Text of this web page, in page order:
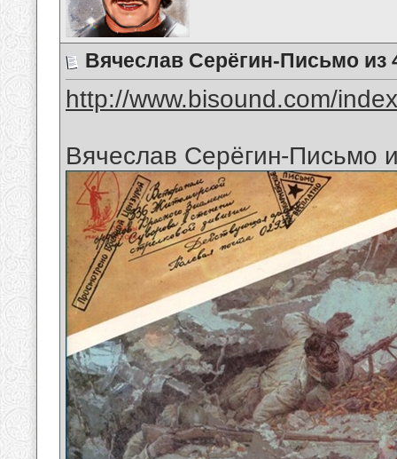
Вячеслав Серёгин-Письмо из
http://www.bisound.com/
Вячеслав Серёгин-Письмо